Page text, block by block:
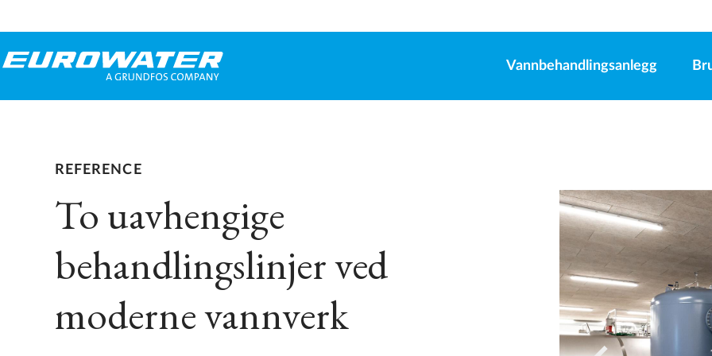
Vannbehandlingsanlegg
REFERENCE
To uavhengige
behandlingslinjer ved
moderne vannverk